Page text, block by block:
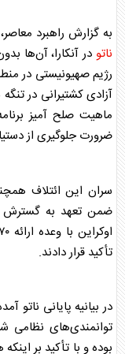
به گزارش راهبرد
ناتودر آنکارا، آن‌ها
رژیم صهیونیستی در
آزادی کشتیرانی در
ماهیت صلح آمیز
ضرورت جلوگیری از
سران این ائتلاف
ضمن تعهد به گسترش
تأکید قرار دادند.
در بیانیه پایانی ناتو
توانمندی‌های نظامی
بوده و با تأکید بر